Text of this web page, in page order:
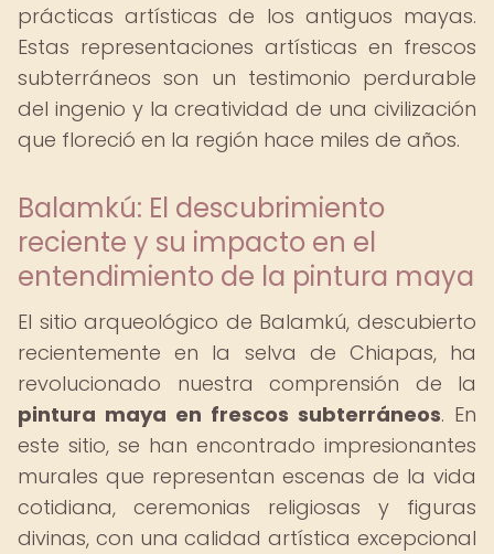
prácticas artísticas de los antiguos mayas.
Estas representaciones artísticas en frescos
subterráneos son un testimonio perdurable
del ingenio y la creatividad de una civilización
que floreció en la región hace miles de años.
Balamkú: El descubrimiento
reciente y su impacto en el
entendimiento de la pintura maya
El sitio arqueológico de Balamkú, descubierto
recientemente en la selva de Chiapas, ha
revolucionado nuestra comprensión de la
pintura maya en frescos subterráneos. En
este sitio, se han encontrado impresionantes
murales que representan escenas de la vida
cotidiana, ceremonias religiosas y figuras
divinas, con una calidad artística excepcional